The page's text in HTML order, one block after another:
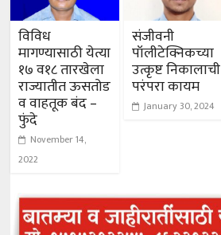
विविध
मागण्यासाठी येत्या
१७ व१८ तारखेला
राज्यातीत ऊसतोड
व वाहतूक बंद –
फुंदे
November 14,
2022
संजीवनी
पॉलीटेक्निकच्या
उत्कृष्ट निकालाची
परंपरा कायम
January 30, 2024